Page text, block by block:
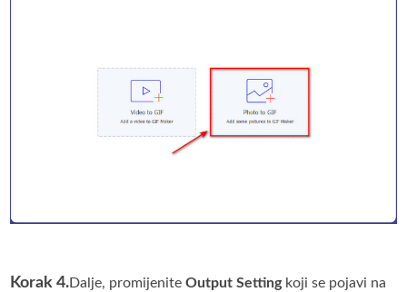
Korak 4.Dalje, promijeniteOutput Settingkoji se pojavi na